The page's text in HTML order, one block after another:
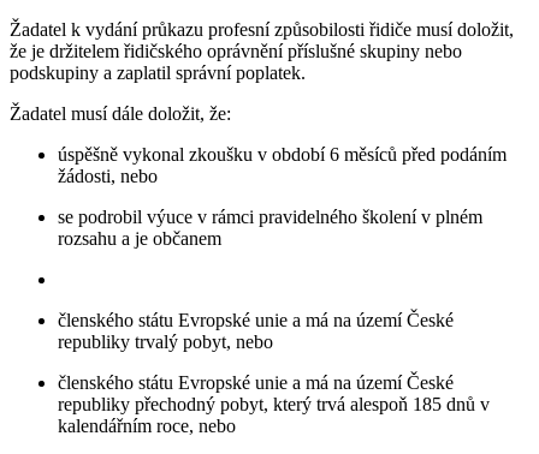
Žadatel k vydání průkazu profesní způsobilosti řidiče musí doložit,
že je držitelem řidičského oprávnění příslušné skupiny nebo
podskupiny a zaplatil správní poplatek.
Žadatel musí dále doložit, že:
úspěšně vykonal zkoušku v období 6 měsíců před podáním
žádosti, nebo
se podrobil výuce v rámci pravidelného školení v plném
rozsahu a je občanem
členského státu Evropské unie a má na území České
republiky trvalý pobyt, nebo
členského státu Evropské unie a má na území České
republiky přechodný pobyt, který trvá alespoň 185 dnů v
kalendářním roce, nebo